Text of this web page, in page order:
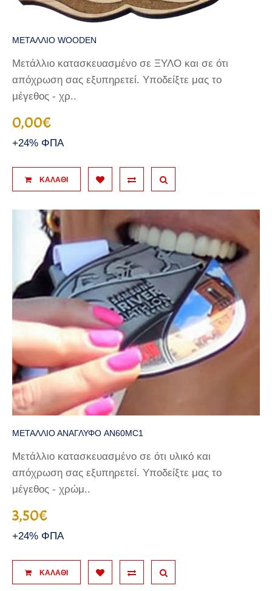
ΜΕΤΑΛΛΙΟ WOODEN
Μετάλλιο κατασκευασμένο σε ΞΥΛΟ και σε ότι
απόχρωση σας εξυπηρετεί. Υποδείξτε μας το
μέγεθος - χρ..
0,00€
+24% ΦΠΑ
ΚΑΛΆΘΙ
ΜΕΤΑΛΛΙΟ ΑΝΑΓΛΥΦΟ AN60MC1
Μετάλλιο κατασκευασμένο σε ότι υλικό και
απόχρωση σας εξυπηρετεί. Υποδείξτε μας το
μέγεθος - χρώμ..
3,50€
+24% ΦΠΑ
ΚΑΛΆΘΙ